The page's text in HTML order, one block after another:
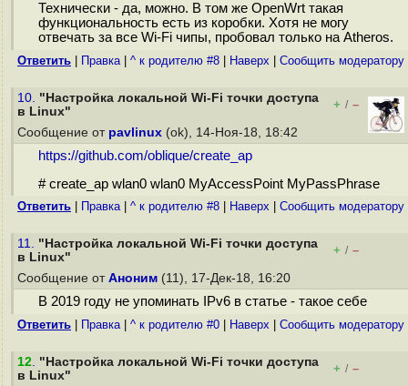
Технически - да, можно. В том же OpenWrt такая
функциональность есть из коробки. Хотя не могу
отвечать за все Wi-Fi чипы, пробовал только на Atheros.
Ответить Правка| ^ к родителю #8 Наверх Cообщить модератору
10. "Настройка локальной Wi-Fi точки доступа
в Linux"
+ / –
Сообщение от pavlinux (ok), 14-Ноя-18, 18:42
https://github.com/oblique/create_ap
# create_ap wlan0 wlan0 MyAccessPoint MyPassPhrase
Ответить Правка| ^ к родителю #8 Наверх Cообщить модератору
11. "Настройка локальной Wi-Fi точки доступа
в Linux"
+ / –
Сообщение от Аноним (11), 17-Дек-18, 16:20
В 2019 году не упоминать IPv6 в статье - такое себе
Ответить Правка| ^ к родителю #0 Наверх Cообщить модератору
12. "Настройка локальной Wi-Fi точки доступа
в Linux"
+ / –